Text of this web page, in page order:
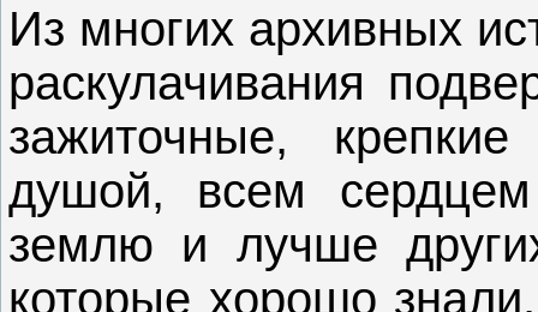
Из многих архивных
раскулачивания
зажиточные,
душой, всем
землю и лучше
которые хорошо